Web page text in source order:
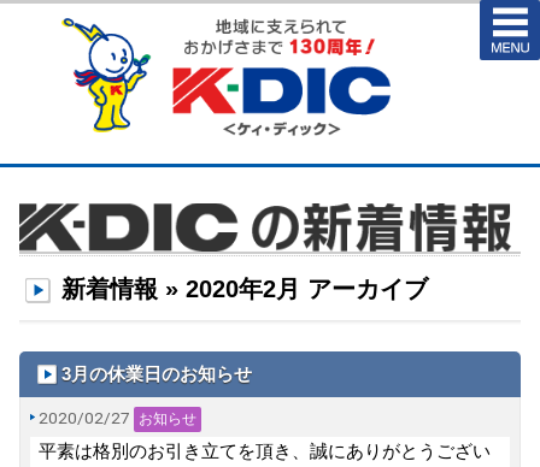
新着情報 » 2020年2月 アーカイブ
3月の休業日のお知らせ
2020/02/27 お知らせ
平素は格別のお引き立てを頂き、誠にありがとうござい